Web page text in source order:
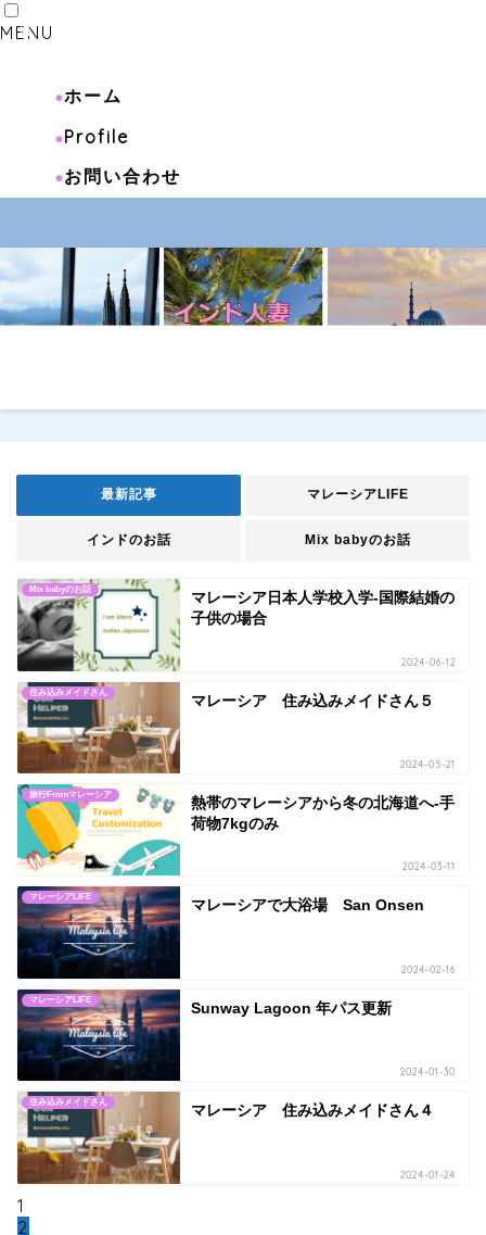
MENU
ホーム
Profile
お問い合わせ
最新記事 マレーシアLIFE
インドのお話 Mix babyのお話
Mix babyのお話
マレーシア日本人学校入学-国際結婚の
子供の場合
2024-06-12
住み込みメイドさん マレーシア 住み込みメイドさん５
2024-05-21
旅行Fromマレーシア
熱帯のマレーシアから冬の北海道へ-手
荷物7kgのみ
2024-03-11
マレーシアLIFE マレーシアで大浴場 San Onsen
2024-02-16
マレーシアLIFE Sunway Lagoon 年パス更新
2024-01-30
住み込みメイドさん マレーシア 住み込みメイドさん４
2024-01-24
1
2